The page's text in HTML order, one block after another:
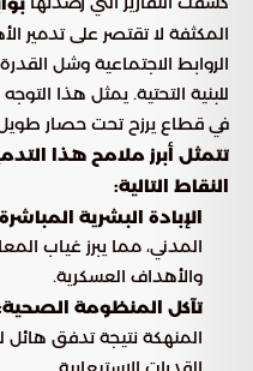
المكثفة لا تقتصر على تدمير
الروابط الاجتماعية وشل
للبنية التحتية. يمثل هذا
في قطاع يرزح تحت حصار طويل
تتمثل أبرز ملامح هذا
النقاط التالية:
الإبادة البشرية
المدني، مما يبرز غياب
والأهداف العسكرية.
تآكل المنظومة
المنهكة نتيجة تدفق